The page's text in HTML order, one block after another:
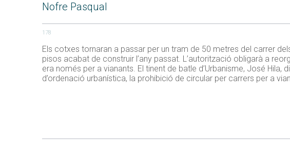
Nofre Pasqual
178
Els cotxes tornaran a passar per un tram de 50 metres del carrer
pisos acabat de construir l’any passat. L’autorització obligarà a
era només per a vianants. El tinent de batle d’Urbanisme, José
d’ordenació urbanística, la prohibició de circular per carrers per a